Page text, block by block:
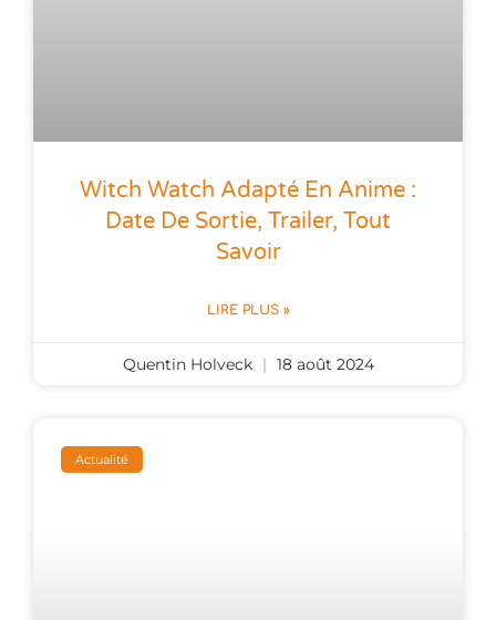
Witch Watch Adapté En Anime :
Date De Sortie, Trailer, Tout
Savoir
LIRE PLUS »
Quentin Holveck 18 août 2024
Actualité